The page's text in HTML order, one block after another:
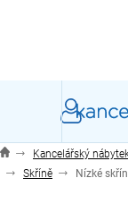
Kancelářský
Skříně
Nízké